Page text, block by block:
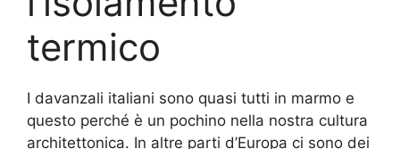
termico
I davanzali italiani sono quasi tutti in marmo e
questo perché è un pochino nella nostra cultura
architettonica. In altre parti d’Europa ci sono dei